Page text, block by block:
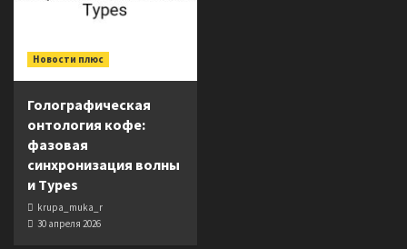
Новости плюс
Голографическая
онтология кофе:
фазовая
синхронизация волны
и Types
krupa_muka_r
30 апреля 2026